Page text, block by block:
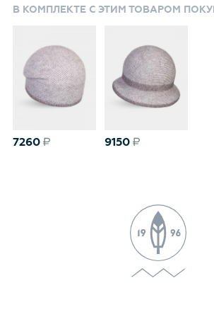
В КОМПЛЕКТЕ С ЭТИМ ТОВАРОМ
7260 9150